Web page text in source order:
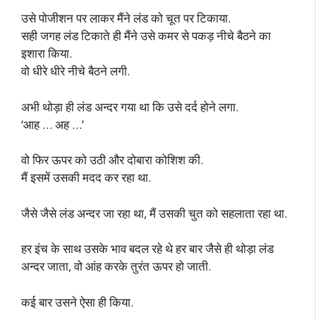
उसे पोजीशन पर लाकर मैंने लंड को चूत पर टिकाया.
सही जगह लंड टिकाते ही मैंने उसे कमर से पकड़ नीचे बैठने का
इशारा किया.
वो धीरे धीरे नीचे बैठने लगी.
अभी थोड़ा ही लंड अन्दर गया था कि उसे दर्द होने लगा.
‘आह … अह …’
वो फिर ऊपर को उठी और दोबारा कोशिश की.
मैं इसमें उसकी मदद कर रहा था.
जैसे जैसे लंड अन्दर जा रहा था, मैं उसकी चुत को सहलाता रहा था.
हर इंच के साथ उसके भाव बदल रहे थे हर बार जैसे ही थोड़ा लंड
अन्दर जाता, वो आंह करके तुरंत ऊपर हो जाती.
कई बार उसने ऐसा ही किया.